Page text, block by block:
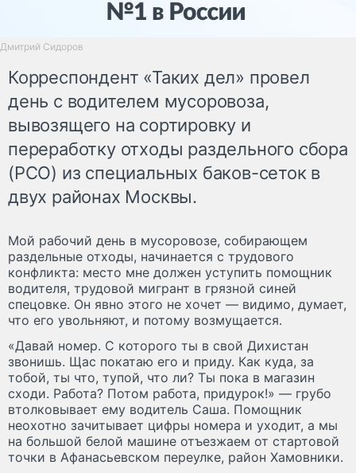
Дмитрий Сидоров
Корреспондент «Таких дел» провел
день с водителем мусоровоза,
вывозящего на сортировку и
переработку отходы раздельного сбора
(РСО) из специальных баков-сеток в
двух районах Москвы.
Мой рабочий день в мусоровозе, собирающем
раздельные отходы, начинается с трудового
конфликта: место мне должен уступить помощник
водителя, трудовой мигрант в грязной синей
спецовке. Он явно этого не хочет — видимо, думает,
что его увольняют, и потому возмущается.
«Давай номер. С которого ты в свой Дихистан
звонишь. Щас покатаю его и приду. Как куда, за
тобой, ты что, тупой, что ли? Ты пока в магазин
сходи. Работа? Потом работа, придурок!» — грубо
втолковывает ему водитель Саша. Помощник
неохотно зачитывает цифры номера и уходит, а мы
на большой белой машине отъезжаем от стартовой
точки в Афанасьевском переулке, район Хамовники.